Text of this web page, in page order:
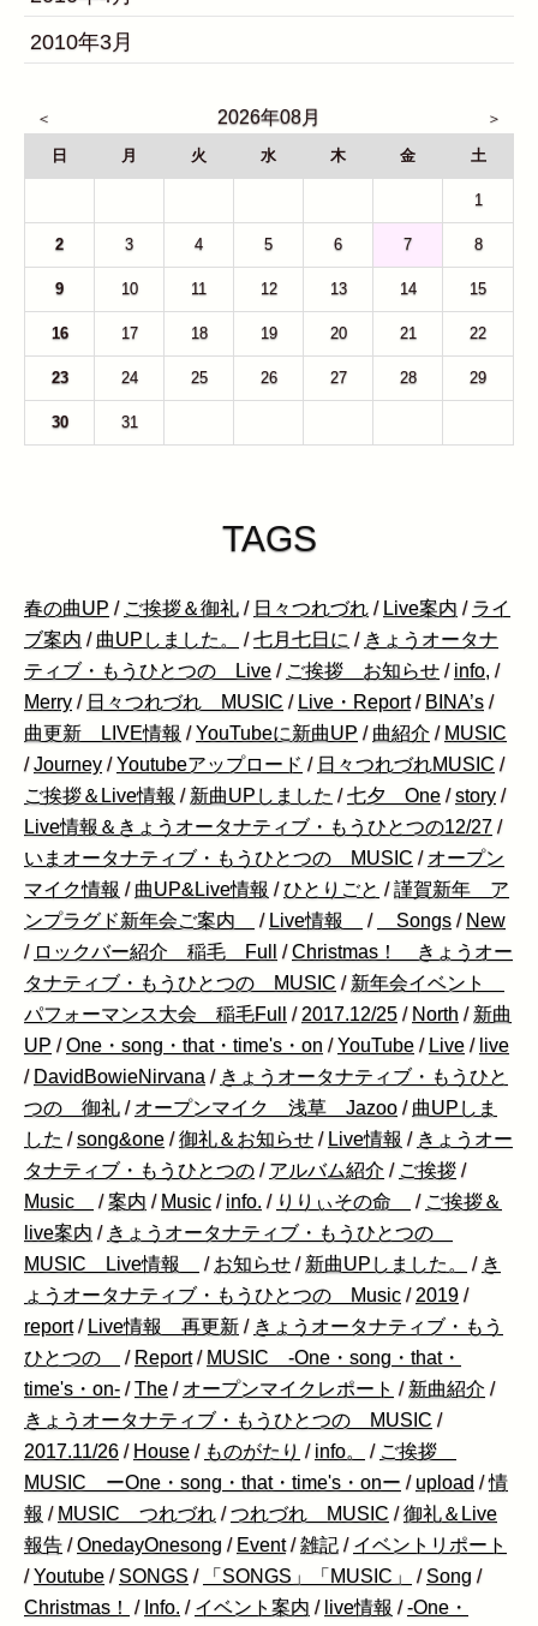
2010年3月
2026年08月
日 月 火 水 木 金 土
1
2 3 4 5 6 7 8
9 10 11 12 13 14 15
16 17 18 19 20 21 22
23 24 25 26 27 28 29
30 31
TAGS
春の曲UP / ご挨拶＆御礼 / 日々つれづれ / Live案内 / ライ
ブ案内 / 曲UPしました。 /七月七日に / きょうオータナ
ティブ・もうひとつの Live / ご挨拶 お知らせ / info, /
Merry / 日々つれづれ MUSIC / Live・Report / BINA’s /
曲更新 LIVE情報 /YouTubeに新曲UP / 曲紹介 / MUSIC
/Journey /Youtubeアップロード / 日々つれづれMUSIC /
ご挨拶＆Live情報 / 新曲UPしました /七夕 One /story /
Live情報＆きょうオータナティブ・もうひとつの12/27 /
いまオータナティブ・もうひとつの MUSIC / オープン
マイク情報 / 曲UP&Live情報 /ひとりごと /謹賀新年 ア
ンプラグド新年会ご案内
/ Live情報 / Songs / New
/ ロックバー紹介 稲毛 Full /Christmas！ きょうオー
タナティブ・もうひとつの MUSIC / 新年会イベント
パフォーマンス大会 稲毛Full
/ 2017.12/25 / North / 新曲
UP /One・song・that・time's・on /YouTube / Live / live
/ DavidBowieNirvana / きょうオータナティブ・もうひと
つの 御礼 / オープンマイク 浅草 Jazoo / 曲UPしま
した /song&one /御礼＆お知らせ / Live情報 / きょうオー
タナティブ・もうひとつの / アルバム紹介 / ご挨拶 /
Music
/案内 / Music / info. / りりぃその命 / ご挨拶＆
live案内 / きょうオータナティブ・もうひとつの
MUSIC Live情報
/ お知らせ / 新曲UPしました。 / き
ょうオータナティブ・もうひとつの Music / 2019 /
report / Live情報 再更新 / きょうオータナティブ・もう
ひとつの
/ Report / MUSIC -One・song・that・
time's・on- /The / オープンマイクレポート / 新曲紹介 /
きょうオータナティブ・もうひとつの MUSIC /
2017.11/26 / House / ものがたり / info。 / ご挨拶
MUSIC ーOne・song・that・time's・onー / upload /情
報 / MUSIC つれづれ /つれづれ MUSIC /御礼＆Live
報告 /OnedayOnesong / Event /雑記 / イベントリポート
/Youtube /SONGS / 「SONGS」「MUSIC」 /Song /
Christmas！
/ Info. / イベント案内 / live情報 /-One・